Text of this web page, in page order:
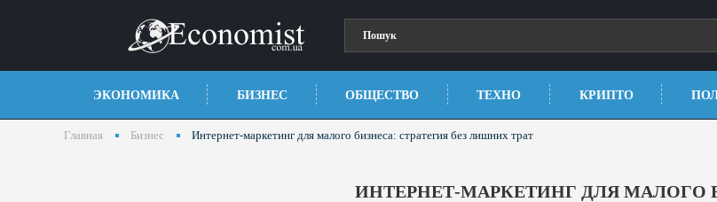
ЭКОНОМИКА БИЗНЕС ОБЩЕСТВО ТЕХНО КРИПТО
Главная Бизнес Интернет-маркетинг для малого бизнеса: стратегия без лишних трат
ИНТЕРНЕТ-МАРКЕТИНГ ДЛЯ МАЛОГО